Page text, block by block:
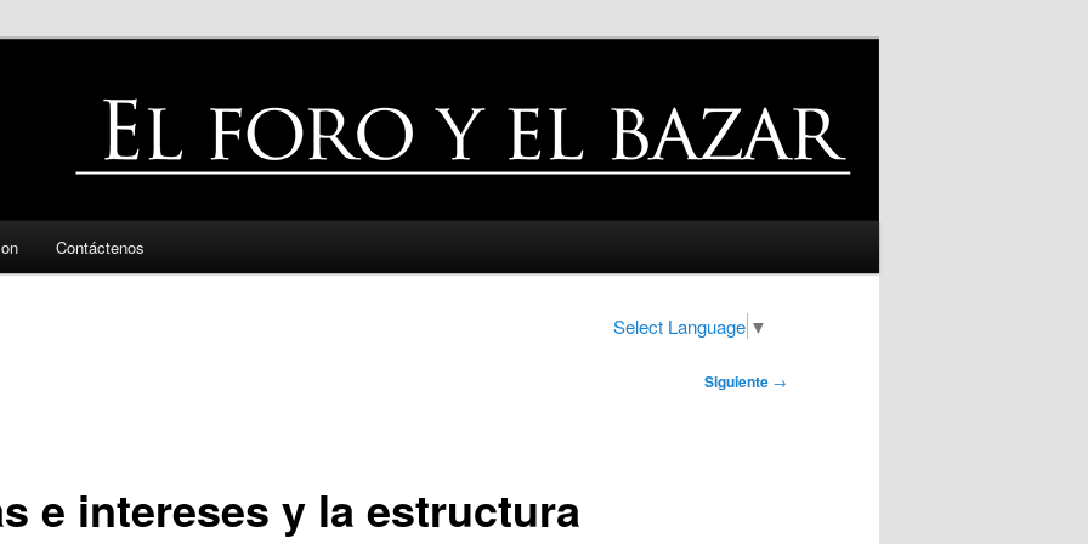
Contáctenos
Select Language ▼
Siguiente →
e intereses y la estructura